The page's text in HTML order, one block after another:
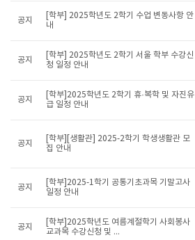
공지
[학부] 2025학년도 2학기 수업 변동사항 안
내
공지
[학부] 2025학년도 2학기 서울 학부 수강신
청 일정 안내
공지
[학부]2025학년도 2학기 휴·복학 및 자진유
급 일정 안내
공지
[학부][생활관] 2025-2학기 학생생활관 모
집 안내
공지
[학부]2025-1학기 공통기초과목 기말고사
일정 안내
공지
[학부]2025학년도 여름계절학기 사회봉사
교과목 수강신청 및 ...